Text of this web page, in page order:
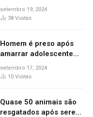
delegado aposentado
durante confusão no
setembro 19, 2024
38 Visitas
Homem é preso após
amarrar adolescente
suspeito de furto em
estaca de cerca e
setembro 17, 2024
10 Visitas
Quase 50 animais são
resgatados após serem